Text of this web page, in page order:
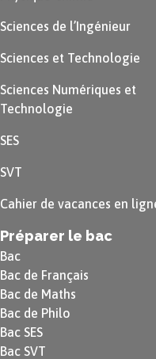
Sciences de l’Ingénieur
Sciences et Technologie
Sciences Numériques et
Technologie
SES
SVT
Cahier de vacances en
Préparer le bac
Bac
Bac de Français
Bac de Maths
Bac de Philo
Bac SES
Bac SVT